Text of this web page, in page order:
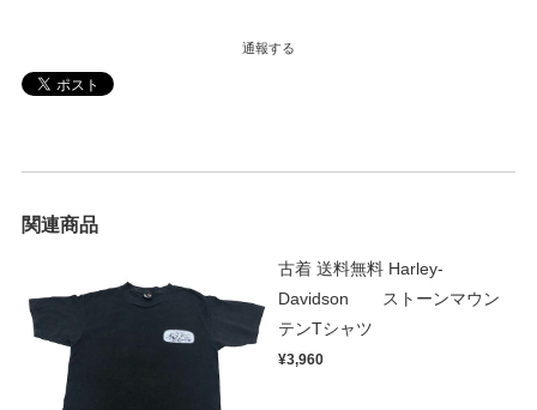
通報する
関連商品
古着 送料無料 Harley-
Davidson ストーンマウン
テンTシャツ
¥3,960